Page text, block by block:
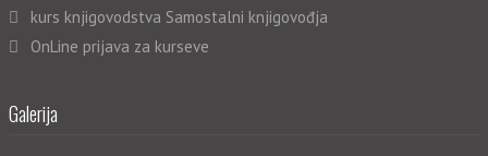
kurs knjigovodstva Samostalni knjigovođja
OnLine prijava za kurseve
Galerija